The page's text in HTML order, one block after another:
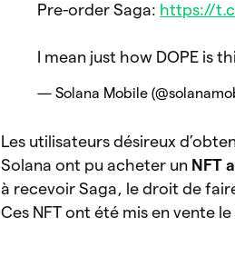
Pre-order Saga: https://
I mean just how DOPE is
— Solana Mobile
Les utilisateurs désireux
Solana ont pu acheter un NFT
à recevoir Saga, le droit de
Ces NFT ont été mis en vente